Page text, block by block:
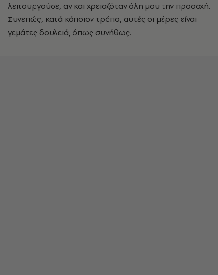
λειτουργούσε, αν και χρειαζόταν όλη μου την προσοχή.
Συνεπώς, κατά κάποιον τρόπο, αυτές οι μέρες είναι
γεμάτες δουλειά, όπως συνήθως.